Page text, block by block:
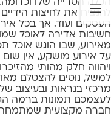
הכלה הטרייה שלו
להנציח את לחיצות
העסקים ועוד. אך בכל
חשיבות אדירה לאוכל
מאירוע, שבו הוגש אוכל
על אירוע מושקע, אין
ויהווה חלק מהותי
למשל, נוטים להצטלם
מרכזי בנראות ובעיצוב
לעצמכם תמונות ברמה
חברה מקצועית שמתמחה